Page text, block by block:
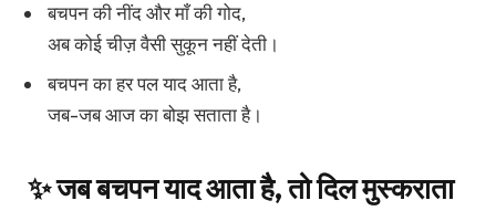
बचपन की नींद और माँ की गोद,
अब कोई चीज़ वैसी सुकून नहीं देती।
बचपन का हर पल याद आता है,
जब-जब आज का बोझ सताता है।
✨ जब बचपन याद आता है, तो दिल मुस्कराता